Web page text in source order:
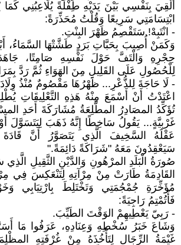
أُلْقِيَ بِنَفْسِي بَيْنَ يَدَيْهِ طِفْلَةً يُلَاعِبُنِي
ابْتِسَامَتِي سَرِيعًا وَقُلْتُ مُحَذِّرَةً:
- انْتَبِهْ! سَتَقْصِمُ ظَهْرَ البِنْتِ.
وَكَمَنْ أُصِيبَ بِحَبَّاتِ بَرَدٍ طَشَّتْهَا السَّمَاءُ،
حِجْرِهِ وَالْتَفَّ حَوْلَ نَفْسِهِ صَامِتًا،
لِلْحُصُولِ عَلَى القَلِيلِ مِنَ الهَوَاءِ ثُمَّ رَدَّ
- لَا حَاجَةَ لِلذُّعْرِ... ظَهْرُهَا مَقْصُومٌ مُنْذُ
اعْتَدْتُ أَنْ أَسْمَعَ مِنْهُ هَذِهِ التَّعْلِيقَاتِ
تُؤَكِّدُ المصَادِرُ المطَّلِعَةُ مُشَارَكَةَ أَحَدِ
غَرْبِيَّةٍ... يَقُولُ سَاخِطًا إِنَّهُ ذَهَبَ لِيَتَسَوَّلَ
عَقْلَهُ السَّخِيفَ الَّذِي يَتَصَوَّرُ أَنَّ قَادَةَ
سَيَعْقِدُونَ مَعَهُ "شَرَاكَةً دَائِمَةً."
صُورَةُ الْبَلَدِ المرْهُونِ وَالدَّيْنِ الثَّقِيلِ الَّذِي
القَادِمَةُ طَارَتْ مِنْ مِرْآتِهِ لِتَنْعَكِسَ فِي
مُؤَخِّرَةِ جُمْجُمَتِي وَتَخْتَلِطَ بِارْتِيَابِي
فَأَتُمْتِمُ رَاجِيَةً:
- رَبِيّ يَعْطِيهِمْ الوَقْتَ الطَيِّبَ.
وَشَاعَ خَبَرُ سُخْطِهِ وَعِنَادِهِ، عَرَفُوا مَا
غَيْمَةُ الرِّجَالِ لِتَأْخُذَهُ مِنْ غُرْفَتِهِ